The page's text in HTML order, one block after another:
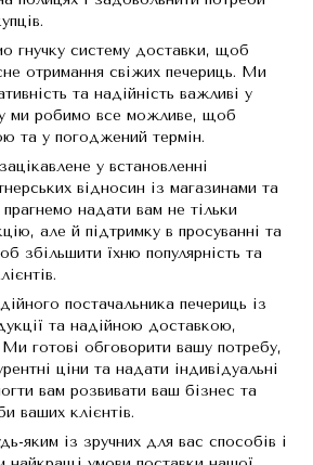
гнучку систему доставки, щоб
отримання свіжих печериць. Ми
та надійність важливі у
ми робимо все можливе, щоб
та у погоджений термін.
у встановленні
відносин із магазинами та
надати вам не тільки
але й підтримку в просуванні та
збільшити їхню популярність та
постачальника печериць із
та надійною доставкою,
готові обговорити вашу потребу,
ціни та надати індивідуальні
вам розвивати ваш бізнес та
ваших клієнтів.
яким із зручних для вас способів і